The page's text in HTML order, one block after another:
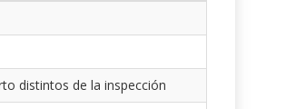
distintos de la inspección